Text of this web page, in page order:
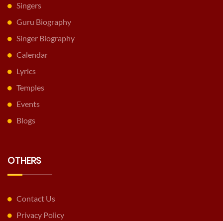
Singers
Guru Biography
Singer Biography
Calendar
Lyrics
Temples
Events
Blogs
OTHERS
Contact Us
Privacy Policy